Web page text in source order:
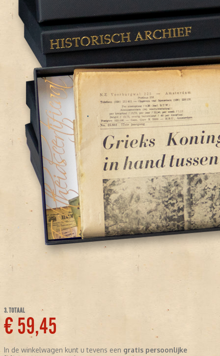
3. TOTAAL
€ 59,45
In de winkelwagen kunt u tevens een gratis persoonlijke